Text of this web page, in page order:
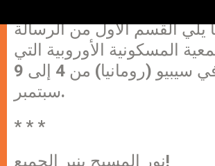
يلي القسم الأول من الرسالة
المسكونية الأوروبية التي
عقدت في سيبيو (رومانيا) من 4 إلى 9
سبتمبر.
* * *
نور المسيح ينير الجميع!